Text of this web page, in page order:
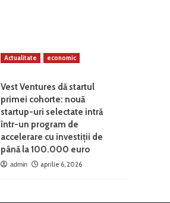
Actualitate economic
Vest Ventures dă startul
primei cohorte: nouă
startup-uri selectate intră
într-un program de
accelerare cu investiții de
până la 100.000 euro
admin aprilie 6, 2026